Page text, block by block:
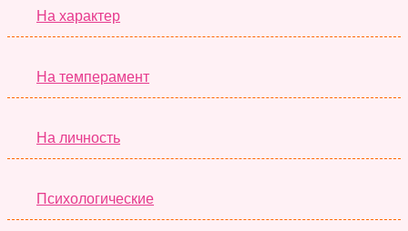
На характер
На темперамент
На личность
Психологические